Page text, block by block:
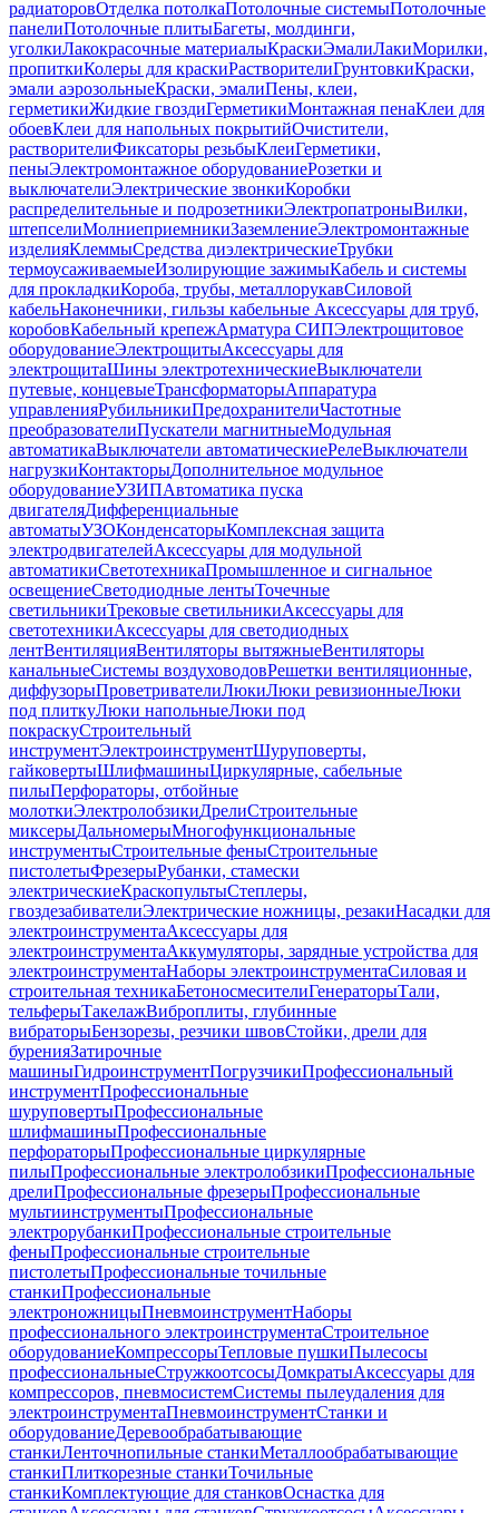
радиаторовОтделка потолкаПотолочные системыПотолочные
панелиПотолочные плитыБагеты, молдинги,
уголкиЛакокрасочные материалыКраскиЭмалиЛакиМорилки,
пропиткиКолеры для краскиРастворителиГрунтовкиКраски,
эмали аэрозольныеКраски, эмалиПены, клеи,
герметикиЖидкие гвоздиГерметикиМонтажная пенаКлеи для
обоевКлеи для напольных покрытийОчистители,
растворителиФиксаторы резьбыКлеиГерметики,
пеныЭлектромонтажное оборудованиеРозетки и
выключателиЭлектрические звонкиКоробки
распределительные и подрозетникиЭлектропатроныВилки,
штепселиМолниеприемникиЗаземлениеЭлектромонтажные
изделияКлеммыСредства диэлектрическиеТрубки
термоусаживаемыеИзолирующие зажимыКабель и системы
для прокладкиКороба, трубы, металлорукавСиловой
кабельНаконечники, гильзы кабельные Аксессуары для труб,
коробовКабельный крепежАрматура СИПЭлектрощитовое
оборудованиеЭлектрощитыАксессуары для
электрощитаШины электротехническиеВыключатели
путевые, концевыеТрансформаторыАппаратура
управленияРубильникиПредохранителиЧастотные
преобразователиПускатели магнитныеМодульная
автоматикаВыключатели автоматическиеРелеВыключатели
нагрузкиКонтакторыДополнительное модульное
оборудованиеУЗИПАвтоматика пуска
двигателяДифференциальные
автоматыУЗОКонденсаторыКомплексная защита
электродвигателейАксессуары для модульной
автоматикиСветотехникаПромышленное и сигнальное
освещениеСветодиодные лентыТочечные
светильникиТрековые светильникиАксессуары для
светотехникиАксессуары для светодиодных
лентВентиляцияВентиляторы вытяжныеВентиляторы
канальныеСистемы воздуховодовРешетки вентиляционные,
диффузорыПроветривателиЛюкиЛюки ревизионныеЛюки
под плиткуЛюки напольныеЛюки под
покраскуСтроительный
инструментЭлектроинструментШуруповерты,
гайковертыШлифмашиныЦиркулярные, сабельные
пилыПерфораторы, отбойные
молоткиЭлектролобзикиДрелиСтроительные
миксерыДальномерыМногофункциональные
инструментыСтроительные феныСтроительные
пистолетыФрезерыРубанки, стамески
электрическиеКраскопультыСтеплеры,
гвоздезабивателиЭлектрические ножницы, резакиНасадки для
электроинструментаАксессуары для
электроинструментаАккумуляторы, зарядные устройства для
электроинструментаНаборы электроинструментаСиловая и
строительная техникаБетоносмесителиГенераторыТали,
тельферыТакелажВиброплиты, глубинные
вибраторыБензорезы, резчики швовСтойки, дрели для
буренияЗатирочные
машиныГидроинструментПогрузчикиПрофессиональный
инструментПрофессиональные
шуруповертыПрофессиональные
шлифмашиныПрофессиональные
перфораторыПрофессиональные циркулярные
пилыПрофессиональные электролобзикиПрофессиональные
дрелиПрофессиональные фрезерыПрофессиональные
мультиинструментыПрофессиональные
электрорубанкиПрофессиональные строительные
феныПрофессиональные строительные
пистолетыПрофессиональные точильные
станкиПрофессиональные
электроножницыПневмоинструментНаборы
профессионального электроинструментаСтроительное
оборудованиеКомпрессорыТепловые пушкиПылесосы
профессиональныеСтружкоотсосыДомкратыАксессуары для
компрессоров, пневмосистемСистемы пылеудаления для
электроинструментаПневмоинструментСтанки и
оборудованиеДеревообрабатывающие
станкиЛенточнопильные станкиМеталлообрабатывающие
станкиПлиткорезные станкиТочильные
станкиКомплектующие для станковОснастка для